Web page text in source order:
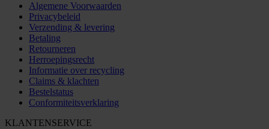
Algemene Voorwaarden
Privacybeleid
Verzending & levering
Betaling
Retourneren
Herroepingsrecht
Informatie over recycling
Claims & klachten
Bestelstatus
Conformiteitsverklaring
KLANTENSERVICE